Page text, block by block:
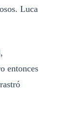
Luca
entonces